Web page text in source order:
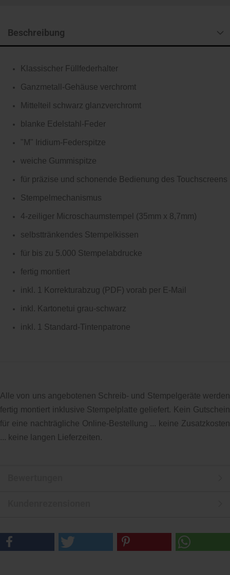
Beschreibung
Klassischer Füllfederhalter
Ganzmetall-Gehäuse verchromt
Mittelteil schwarz glanzverchromt
blanke Edelstahl-Feder
"M" Iridium-Federspitze
weiche Gummispitze
für präzise und schonende Bedienung des Touchscreens
Stempelmechanismus
4-zeiliger Microschaumstempel (35mm x 8,7mm)
selbsttränkendes Stempelkissen
für bis zu 5.000 Stempelabdrucke
fertig montiert
inkl. 1 Korrekturabzug (PDF) vorab per E-Mail
inkl. Kartonetui grau-schwarz
inkl. 1 Standard-Tintenpatrone
Alle von uns angebotenen Schreib- und Stempelgeräte werden
fertig montiert inklusive Stempelplatte geliefert. Kein Gutschein
für eine nachträgliche Online-Bestellung ... keine Zusatzkosten
... keine langen Lieferzeiten.